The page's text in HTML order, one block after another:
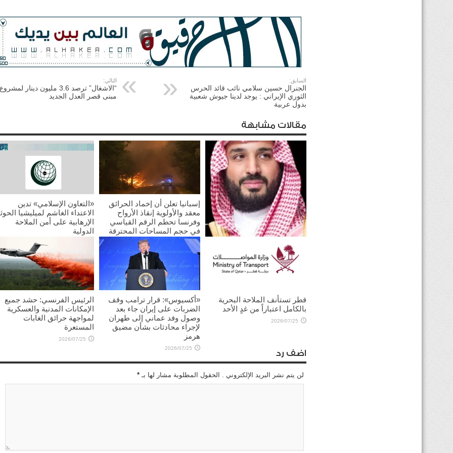
السابق:
الجنرال حسين سلامي نائب قائد الحرس
الثوري الإيراني : يوجد لدينا جيوش شعبية
بدول عربية
التالي:
“الاشغال” ترصد 3.6 مليون دينار لمشروع
مبنى قصر العدل الجديد
مقالات مشابهة
ولي العهد السعودي يؤكد
للرئيس الأميركي ضرورة تغليب
الحوار لخفض التصعيد
إسبانيا تعلن أن إخماد الحرائق
معقد والأولوية إنقاذ الأرواح
وفرنسا تحطم الرقم القياسي
في حجم المساحات المحترقة
2026/07/25
«التعاون الإسلامي» تدين
الاعتداء الغاشم لميليشيا
الإرهابية على أمن الملاحة
الدولية
قطر تستأنف الملاحة البحرية
بالكامل اعتباراً من غدٍ الأحد
2026/07/25
«أكسيوس»: قرار ترامب وقف
الضربات على إيران جاء بعد
وصول وفد عماني إلى طهران
لإجراء محادثات بشأن مضيق
هرمز
2026/07/25
الرئيس الفرنسي: حشد جميع
الإمكانات المدنية والعسكرية
لمواجهة حرائق الغابات
المستعرة
2026/07/25
اضف رد
لن يتم نشر البريد الإلكتروني . الحقول المطلوبة مشار لها بـ *